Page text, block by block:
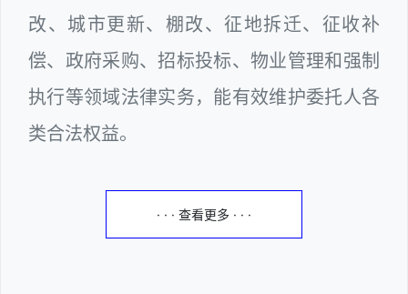
改、城市更新、棚改、征地拆迁、征收补
偿、政府采购、招标投标、物业管理和强制
执行等领域法律实务，能有效维护委托人各
类合法权益。
· · · 查看更多 · · ·